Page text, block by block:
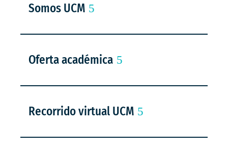
Somos UCM
Oferta académica
Recorrido virtual UCM